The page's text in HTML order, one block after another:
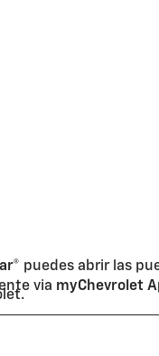
puedes abrir las
via myChevrolet